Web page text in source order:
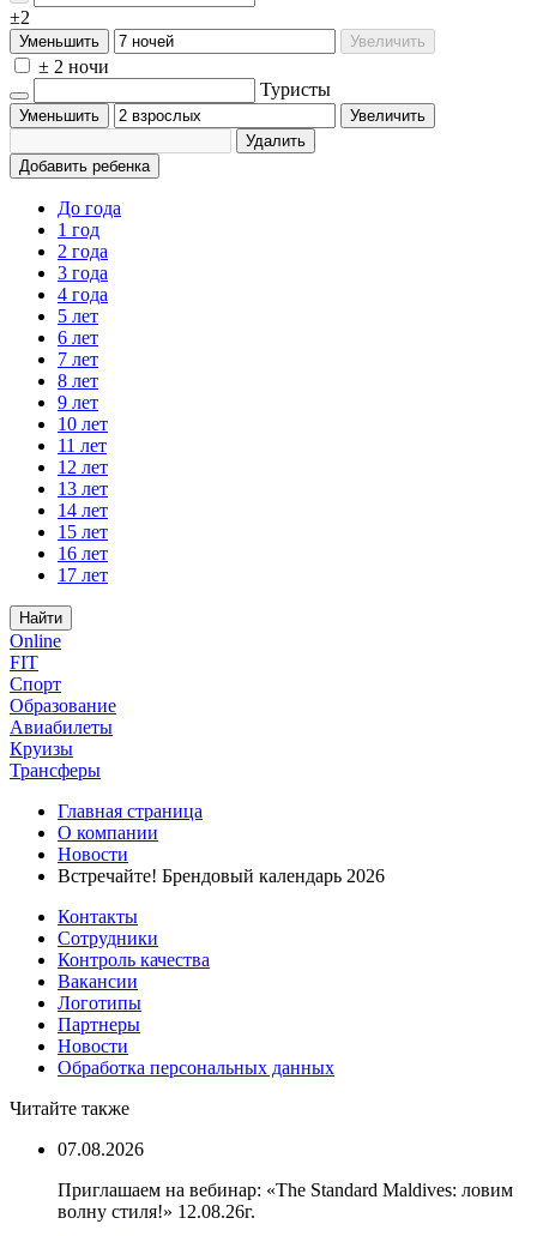
±2
Уменьшить Увеличить
± 2 ночи
Туристы
Уменьшить
Увеличить
Удалить
Добавить ребенка
До года
1 год
2 года
3 года
4 года
5 лет
6 лет
7 лет
8 лет
9 лет
10 лет
11 лет
12 лет
13 лет
14 лет
15 лет
16 лет
17 лет
Найти
Online
FIT
Спорт
Образование
Авиабилеты
Круизы
Трансферы
Главная страница
О компании
Новости
Встречайте! Брендовый календарь 2026
Контакты
Сотрудники
Контроль качества
Вакансии
Логотипы
Партнеры
Новости
Обработка персональных данных
Читайте также
07.08.2026
Приглашаем на вебинар: «The Standard Maldives: ловим
волну стиля!» 12.08.26г.